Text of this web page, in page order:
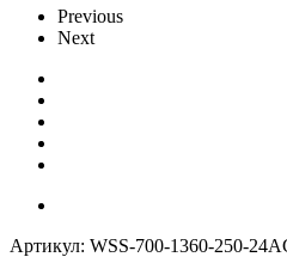
Previous
Next
Артикул: WSS-700-1360-250-